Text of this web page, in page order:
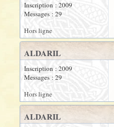
Inscription : 2009
Messages : 29
Hors ligne
ALDARIL
Inscription : 2009
Messages : 29
Hors ligne
ALDARIL